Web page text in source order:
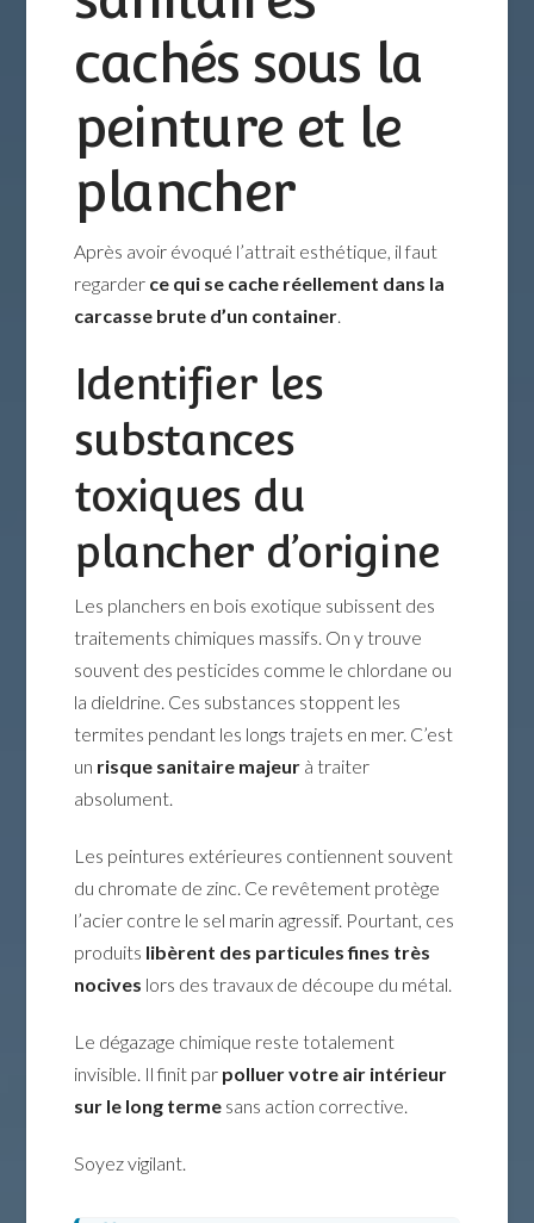
cachés sous la
peinture et le
plancher
Après avoir évoqué l’attrait esthétique, il faut
regarder ce qui se cache réellement dans la
carcasse brute d’un container
Identifier les
substances
toxiques du
plancher d’origine
Les planchers en bois exotique subissent des
traitements chimiques massifs. On y trouve
souvent des pesticides comme le chlordane ou
la dieldrine. Ces substances stoppent les
termites pendant les longs trajets en mer. C’est
un risque sanitaire majeur à traiter
absolument.
Les peintures extérieures contiennent souvent
du chromate de zinc. Ce revêtement protège
l’acier contre le sel marin agressif. Pourtant, ces
produits libèrent des particules fines très
nocives lors des travaux de découpe du métal.
Le dégazage chimique reste totalement
invisible. Il finit par polluer votre air intérieur
sur le long terme sans action corrective.
Soyez vigilant.